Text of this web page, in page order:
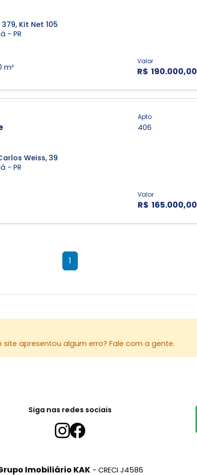
Kit Net 105
- PR
m²
Valor
R$ 190.000,00
Weiss, 39
- PR
Valor
R$ 165.000,00
Apto
406
1
apresentou algum erro? Fale com a gente.
Siga nas redes sociais
Imobiliário KAK- CRECI J4586